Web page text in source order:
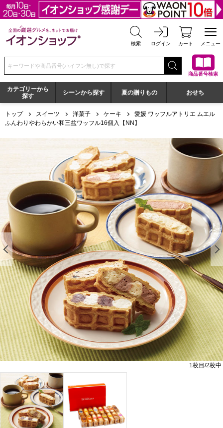
全国の厳選グルメを、ネットでお届け イオンショップ
検索 ログイン カート メニュー
検索キーワードまたは商品番号を入力してください
商品番号検索
カテゴリーから
探す
シーンから探す 夏の贈りもの おせち
トップ スイーツ 洋菓子 ケーキ
愛媛 ワッフルアトリエ ムエル
ふんわりやわらかい和三盆ワッフル16個入【NN】
愛媛 ワッフルアトリエ ムエル ふんわりやわらかい和三盆ワ
前の画像を表示する
1枚目/2枚中